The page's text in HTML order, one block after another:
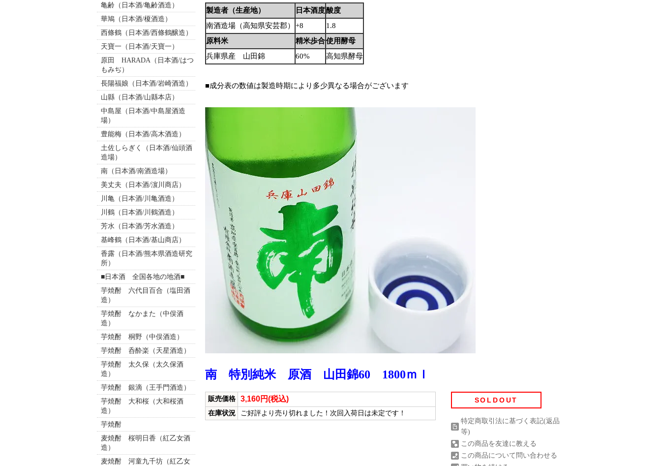
亀齢（日本酒/亀齢酒造）
華鳩（日本酒/榎酒造）
西條鶴（日本酒/西條鶴醸造）
天寶一（日本酒/天寶一）
原田 HARADA（日本酒/はつ
もみぢ）
長陽福娘（日本酒/岩崎酒造）
山縣（日本酒/山縣本店）
中島屋（日本酒/中島屋酒造
場）
豊能梅（日本酒/高木酒造）
土佐しらぎく（日本酒/仙頭酒
造場）
南（日本酒/南酒造場）
美丈夫（日本酒/濵川商店）
川亀（日本酒/川亀酒造）
川鶴（日本酒/川鶴酒造）
芳水（日本酒/芳水酒造）
基峰鶴（日本酒/基山商店）
香露（日本酒/熊本県酒造研究
所）
■日本酒 全国各地の地酒■
芋焼酎 六代目百合（塩田酒
造）
芋焼酎 なかまた（中俣酒
造）
芋焼酎 桐野（中俣酒造）
芋焼酎 呑酔楽（天星酒造）
芋焼酎 太久保（太久保酒
造）
芋焼酎 銀滴（王手門酒造）
芋焼酎 大和桜（大和桜酒
造）
芋焼酎
麦焼酎 桜明日香（紅乙女酒
造）
麦焼酎 河童九千坊（紅乙女
製造者（生産地） 日本酒度酸度
南酒造場（高知県安芸郡）
+8
1.8
原料米
精米歩合使用酵母
兵庫県産 山田錦
60% 高知県酵母
■成分表の数値は製造時期により多少異なる場合がございます
南 特別純米 原酒 山田錦60 1800ｍｌ
販売価格 3,160円(税込)
在庫状況 ご好評より売り切れました！次回入荷日は未定です！
SOLDOUT
特定商取引法に基づく表記(返品
等)
この商品を友達に教える
この商品について問い合わせる